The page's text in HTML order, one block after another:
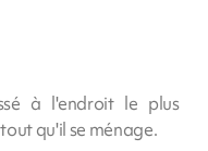
à l'endroit le plus
qu'il se ménage.